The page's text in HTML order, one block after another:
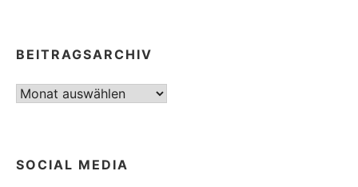
BEITRAGSARCHIV
Beitragsarchiv
SOCIAL MEDIA